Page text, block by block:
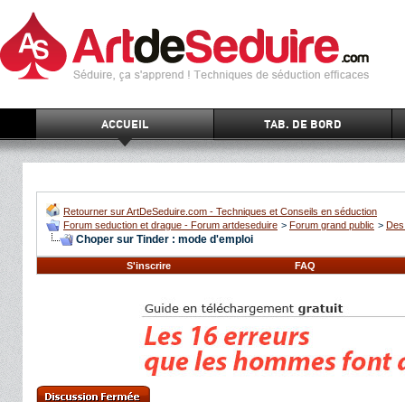
ACCUEIL TAB. DE BORD
Retourner sur ArtDeSeduire.com - Techniques et Conseils en séduction
Forum seduction et drague - Forum artdeseduire > Forum grand public >
Choper sur Tinder : mode d'emploi
S'inscrire FAQ